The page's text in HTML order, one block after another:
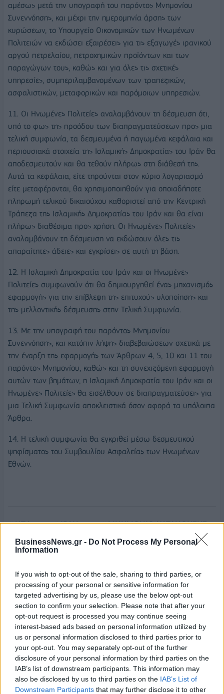
BusinessNews.gr - Do Not Process My Personal
Information
If you wish to opt-out of the sale, sharing to third parties, or
processing of your personal or sensitive information for
targeted advertising by us, please use the below opt-out
section to confirm your selection. Please note that after your
opt-out request is processed you may continue seeing
interest-based ads based on personal information utilized by
us or personal information disclosed to third parties prior to
your opt-out. You may separately opt-out of the further
disclosure of your personal information by third parties on the
IAB’s list of downstream participants. This information may
also be disclosed by us to third parties on the IAB’s List of
Downstream Participants that may further disclose it to other
αμέσως μετά την υπογραφή του παρόντος Μνημονίου
Συνεννόησης, και μέχρι την ημερομηνία άρσης των
κυρώσεων, το Υπουργείο Οικονομικών των Ηνωμένων
Πολιτειών να εκδώσει εξαιρέσεις για τις εξαγωγές ιρανικού
αργού πετρελαίου, πετροχημικών προϊόντων και των
παραγώγων τους, καθώς και για όλες τις σχετικές
υπηρεσίες, συμπεριλαμβανομένων των τραπεζικών,
ασφαλιστικών, μεταφορικών και παρόμοιων υπηρεσιών.
11. Οι Ηνωμένες Πολιτείες αναλαμβάνουν τη δέσμευση ότι,
υπό το φως της προόδου των διαπραγματεύσεων προς μια
τελική συμφωνία, τα δεσμευμένα ή παγωμένα κεφάλαια και
περιουσιακά στοιχεία της Ισλαμικής Δημοκρατίας του Ιράν θα
αποδεσμευτούν και θα τεθούν πλήρως στη διάθεσή της.
Αυτά τα κεφάλαια, είτε τηρούνται στον κύριο λογαριασμό
είτε μεταφέρονται, θα χρησιμοποιηθούν για οποιαδήποτε
πληρωμή τελικού δικαιούχου καθοριστεί από την Κεντρική
Τράπεζα της Ισλαμικής Δημοκρατίας του Ιράν και θα είναι
πλήρως διαθέσιμα προς χρήση. Οι Ηνωμένες Πολιτείες
αναλαμβάνουν τη δέσμευση να εκδώσουν όλες τις
απαραίτητες άδειες και εγκρίσεις σε αυτή τη βάση.
12. Η Ισλαμική Δημοκρατία του Ιράν και οι Ηνωμένες
Πολιτείες συμφωνούν ότι θα δημιουργηθεί ένας μηχανισμός
εφαρμογής για την επίβλεψη της επιτυχούς υλοποίησης και
της μελλοντικής δέσμευσης στην Τελική Συμφωνία.
13. Με την υπογραφή του παρόντος Μνημονίου
Συνεννόησης, και κατόπιν λήψης διαβεβαιώσεων σχετικά με
την έναρξη της εφαρμογής των Άρθρων 4, 5, 10 και 11 του
παρόντος Μνημονίου, καθώς και τη συνεχιζόμενη εφαρμογή
αυτών των βημάτων, η Ισλαμική Δημοκρατία του Ιράν και οι
Ηνωμένες Πολιτείες θα εισέλθουν σε διαπραγματεύσεις για
μια Τελική Συμφωνία αποκλειστικά όσον αφορά τα υπόλοιπα
Άρθρα.
14. Η τελική συμφωνία θα εγκριθεί μέσω δεσμευτικού
ψηφίσματος του Συμβουλίου Ασφαλείας των Ηνωμένων
Εθνών.
ΗΠΑ ΙΡΑΝ ΜΝΗΜΟΝΙΟ ΚΑΤΑΝΟΗΣΗΣ